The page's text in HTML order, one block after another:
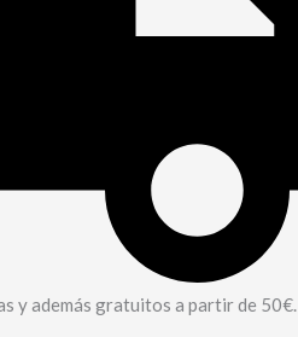
y además gratuitos a partir de 50€.